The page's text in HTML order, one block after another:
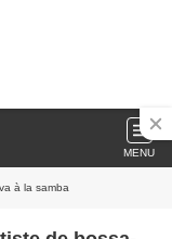
MENU
à la samba